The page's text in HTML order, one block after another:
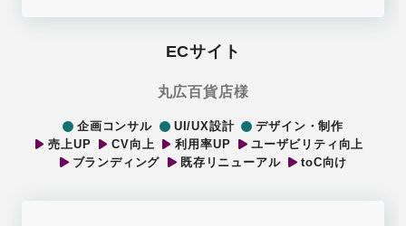
ECサイト
丸広百貨店様
企画コンサル UI/UX設計
デザイン・制作
売上UP
CV向上 利用率UP
ユーザビリティ向上
ブランディング
既存リニューアル toC向け